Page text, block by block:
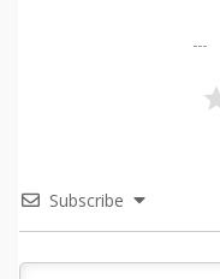
Subscribe